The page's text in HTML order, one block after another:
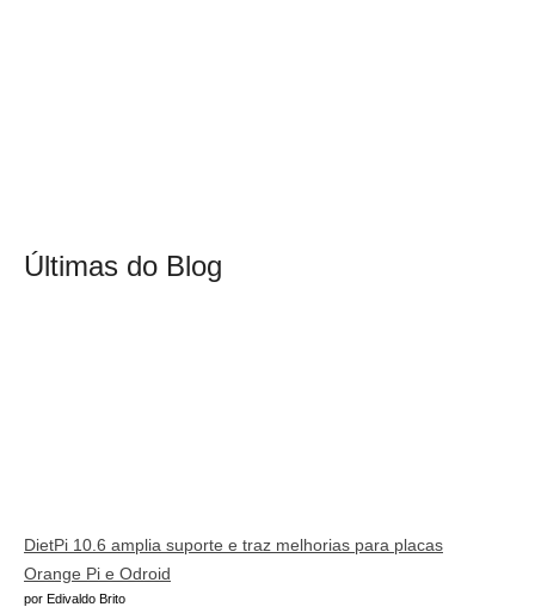
Últimas do Blog
DietPi 10.6 amplia suporte e traz melhorias para placas
Orange Pi e Odroid
por Edivaldo Brito